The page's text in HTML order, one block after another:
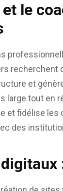
le
recherchent
et
large tout
et fidélise les
des